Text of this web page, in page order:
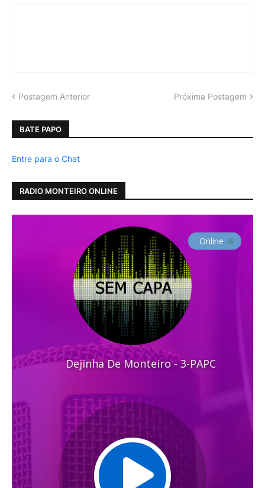
Postagem Anterior Próxima Postagem
BATE PAPO
Entre para o Chat
RADIO MONTEIRO ONLINE